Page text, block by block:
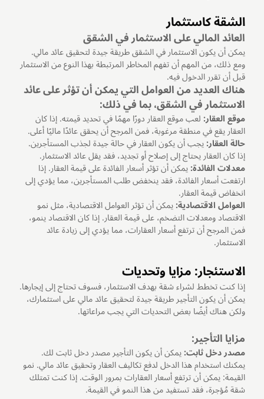
الشقة كاستثمار
العائد المالي على الاستثمار في الشقق
يمكن أن يكون الاستثمار في الشقق طريقة جيدة لتحقيق عائد مالي.
ومع ذلك، من المهم أن تفهم المخاطر المرتبطة بهذا النوع من الاستثمار
قبل أن تقرر الدخول فيه.
هناك العديد من العوامل التي يمكن أن تؤثر على عائد
الاستثمار في الشقق، بما في ذلك:
موقع العقار: لعب موقع العقار دورًا مهمًا في تحديد قيمته. إذا كان
العقار يقع في منطقة مرغوبة، فمن المرجح أن يحقق عائدًا ماليًا أعلى.
حالة العقار:يجب أن يكون العقار في حالة جيدة لجذب المستأجرين.
إذا كان العقار يحتاج إلى إصلاح أو تجديد، فقد يقل عائد الاستثمار.
معدلات الفائدة:يمكن أن تؤثر أسعار الفائدة على قيمة العقار. إذا
ارتفعت أسعار الفائدة، فقد ينخفض طلب المستأجرين، مما يؤدي إلى
انخفاض قيمة العقار.
العوامل الاقتصادية:يمكن أن تؤثر العوامل الاقتصادية، مثل نمو
الاقتصاد ومعدلات التضخم، على قيمة العقار. إذا كان الاقتصاد ينمو،
فمن المرجح أن ترتفع أسعار العقارات، مما يؤدي إلى زيادة عائد
الاستثمار.
الاستئجار: مزايا وتحديات
إذا كنت تخطط لشراء شقة بهدف الاستثمار، فسوف تحتاج إلى إيجارها.
يمكن أن يكون التأجير طريقة جيدة لتحقيق عائد مالي على استثمارك،
ولكن هناك أيضًا بعض التحديات التي يجب مراعاتها.
مزايا التأجير:
مصدر دخل ثابت:يمكن أن يكون التأجير مصدر دخل ثابت لك.
يمكنك استخدام هذا الدخل لدفع تكاليف العقار وتحقيق عائد مالي. نمو
القيمة: يمكن أن ترتفع أسعار العقارات بمرور الوقت. إذا كنت تمتلك
شقة مُؤجرة، فقد تستفيد من هذا النمو في القيمة.